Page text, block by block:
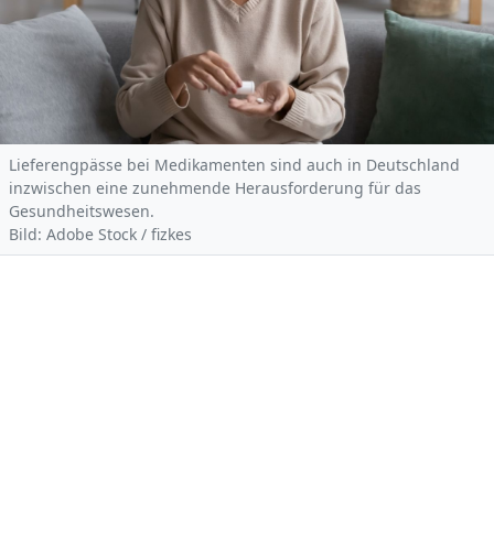
Lieferengpässe bei Medikamenten sind auch in Deutschland
inzwischen eine zunehmende Herausforderung für das
Gesundheitswesen.
Bild: Adobe Stock / fizkes